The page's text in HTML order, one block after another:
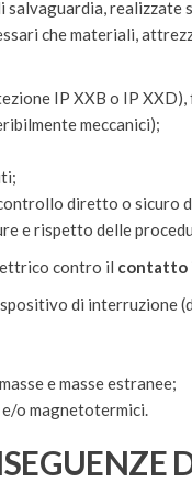
salvaguardia, realizzate
che materiali,
IP XXB o IP
meccanici);
diretto o sicuro
e rispetto delle
contro il contatto
di interruzione
e masse estranee;
o magnetotermici.